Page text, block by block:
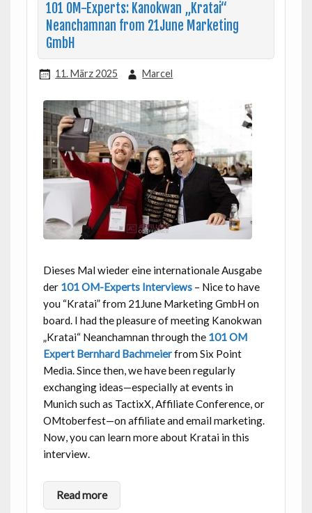
101 OM-Experts: Kanokwan „Kratai“
Neanchamnan from 21June Marketing
GmbH
11. März 2025 Marcel
Dieses Mal wieder eine internationale Ausgabe
der 101 OM-Experts Interviews – Nice to have
you “Kratai” from 21June Marketing GmbH on
board. I had the pleasure of meeting Kanokwan
„Kratai“ Neanchamnan through the 101 OM
Expert Bernhard Bachmeierfrom Six Point
Media. Since then, we have been regularly
exchanging ideas—especially at events in
Munich such as TactixX, Affiliate Conference, or
OMtoberfest—on affiliate and email marketing.
Now, you can learn more about Kratai in this
interview.
Read more